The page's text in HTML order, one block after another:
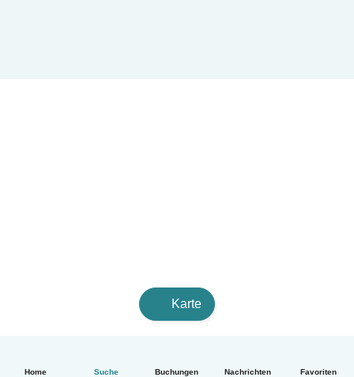
Home Suche Buchungen Nachrichten Favoriten
Karte